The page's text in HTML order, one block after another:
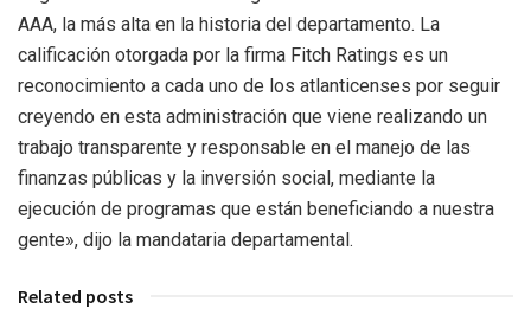
AAA, la más alta en la historia del departamento. La
calificación otorgada por la firma Fitch Ratings es un
reconocimiento a cada uno de los atlanticenses por seguir
creyendo en esta administración que viene realizando un
trabajo transparente y responsable en el manejo de las
finanzas públicas y la inversión social, mediante la
ejecución de programas que están beneficiando a nuestra
gente», dijo la mandataria departamental.
Related posts